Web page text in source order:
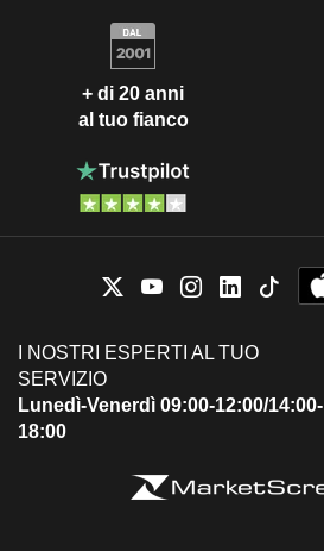
+ di 20 anni
al tuo fianco
I NOSTRI ESPERTI AL TUO
SERVIZIO
Lunedì-Venerdì 09:00-12:00/14:00-
18:00